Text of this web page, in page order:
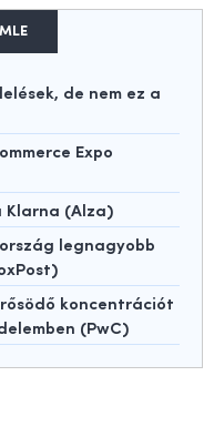
de nem ez a
Expo
Klarna (Alza)
legnagyobb
koncentrációt
(PwC)